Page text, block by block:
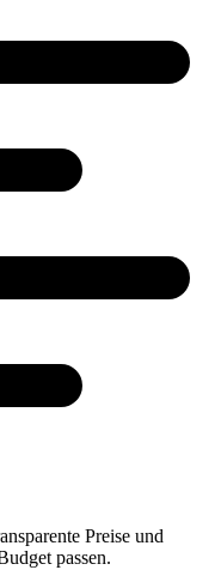
Preise und
passen.